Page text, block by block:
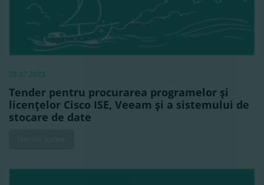
28.07.2023
Tender pentru procurarea programelor şi
licenţelor Cisco ISE, Veeam şi a sistemului de
stocare de date